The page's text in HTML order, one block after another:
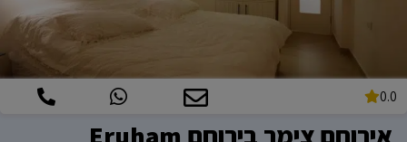
0.0
אירוחם צימר בירוחם Eruham